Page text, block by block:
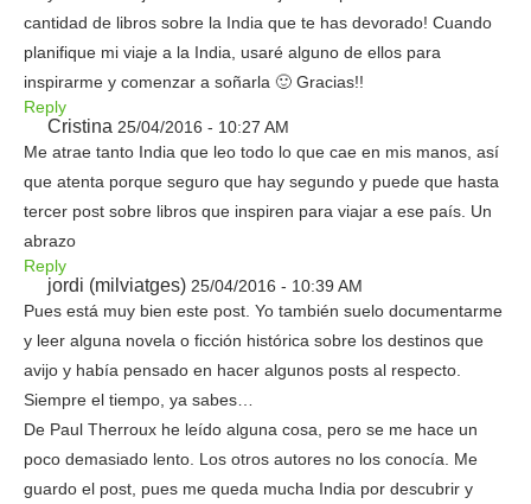
cantidad de libros sobre la India que te has devorado! Cuando
planifique mi viaje a la India, usaré alguno de ellos para
inspirarme y comenzar a soñarla 🙂 Gracias!!
Reply
Cristina 25/04/2016 - 10:27 AM
Me atrae tanto India que leo todo lo que cae en mis manos, así
que atenta porque seguro que hay segundo y puede que hasta
tercer post sobre libros que inspiren para viajar a ese país. Un
abrazo
Reply
jordi (milviatges) 25/04/2016 - 10:39 AM
Pues está muy bien este post. Yo también suelo documentarme
y leer alguna novela o ficción histórica sobre los destinos que
avijo y había pensado en hacer algunos posts al respecto.
Siempre el tiempo, ya sabes…
De Paul Therroux he leído alguna cosa, pero se me hace un
poco demasiado lento. Los otros autores no los conocía. Me
guardo el post, pues me queda mucha India por descubrir y